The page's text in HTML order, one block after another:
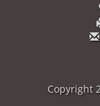
Copyright